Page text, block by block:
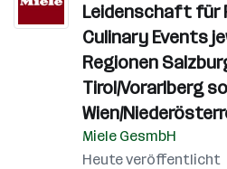
Leidenschaft für
Culinary Events
Regionen
Tirol/Vorarlberg
Wien/
Miele GesmbH
Heute veröffentlicht